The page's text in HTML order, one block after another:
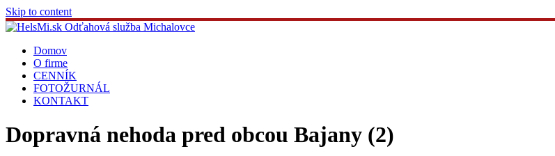
Skip to content
Domov
O firme
CENNÍK
FOTOŽURNÁL
KONTAKT
Dopravná nehoda pred obcou Bajany (2)